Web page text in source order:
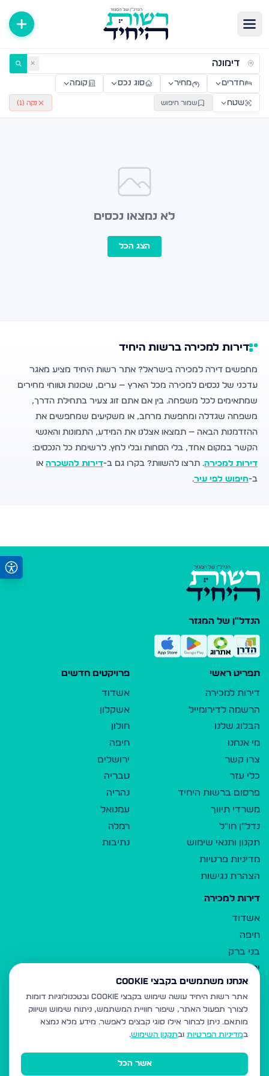
דירות למכירה ולהשכרה — רשות היחיד ✕
חדרים מחיר סוג נכס קומה
שטח שמור חיפוש נקה ( 1
)
לא נמצאו נכסים
הצג הכל
דירות למכירה ברשות היחיד
מחפשים דירה למכירה בישראל? אתר רשות היחיד מציע מאגר
עדכני של נכסים למכירה מכל הארץ — ערים, שכונות וטווחי מחירים
שמתאימים לכל משפחה. בין אם אתם זוג צעיר בתחילת הדרך,
משפחה שגדלה ומחפשת מרחב, או משקיעים שמחפשים את
ההזדמנות הבאה — תמצאו אצלנו את המידע, התמונות והאנשי
הקשר במקום אחד, בלי הסחות ובלי לחץ. לרשימת כל הנכסים:
דירות למכירה. תרצו להשוות? בקרו גם ב-דירות להשכרה או
ב-חיפוש לפי עיר.
הנדל"ן של המגזר
תפריט ראשי
דירות למכירה
הרשמה לדירומייל
הבלוג שלנו
מי אנחנו
צרו קשר
כלי עזר
פרסום ברשות היחיד
משרדי תיווך
נדל"ן חו"ל
תקנון ותנאי שימוש
מדיניות פרטיות
הצהרת נגישות
פרויקטים חדשים
אשדוד
אשקלון
חולון
חיפה
ירושלים
טבריה
נהריה
עמנואל
רמלה
נתיבות
דירות למכירה
אשדוד
חיפה
בני ברק
ירושלים
אלעד
גבעת זאב
בית שמש
רכסים
מודיעין עילית
אנחנו משתמשים בקבצי Cookie
אתר רשות היחיד עושה שימוש בקבצי Cookie ובטכנולוגיות דומות
לצורך תפעול האתר, שיפור חוויית המשתמש, ניתוח שימוש ושיווק
מותאם. ניתן לבחור אילו סוגי קבצים לאפשר. מידע מלא נמצא
במדיניות הפרטיות ובתקנון השימוש.
אשר הכל